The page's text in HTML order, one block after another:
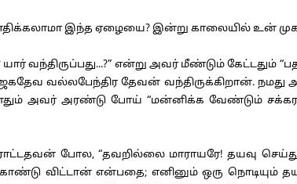
இந்த ஏழையை? இன்று காலையில் உன்
என்று அவர் மீண்டும் கேட்டதும்
வல்லபேந்திர தேவன் வந்திருக்கிறான். நமது
அவர் அரண்டு போய் “மன்னிக்க வேண்டும்
போல, “தவறில்லை மாராயரே! தயவு செய்து
விட்டான் என்பதை; எனினும் ஒரு நொடியும்